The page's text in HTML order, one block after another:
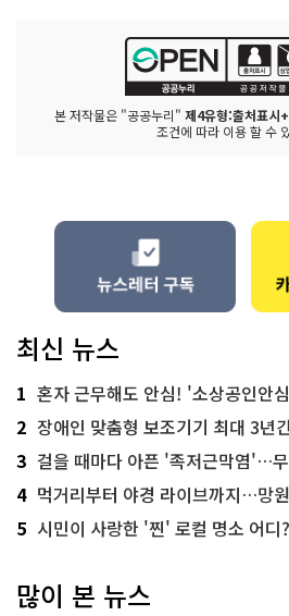
본 저작물은 "공공누리" 제4유형:출처표시
조건에 따라 이용 할 수
최신 뉴스
1 혼자 근무해도 안심! '소상공인안
2 장애인 맞춤형 보조기기 최대 3년간
3 걸을 때마다 아픈 '족저근막염'…무작정
4 먹거리부터 야경 라이브까지…망
5 시민이 사랑한 '찐' 로컬 명소 어디? '
많이 본 뉴스